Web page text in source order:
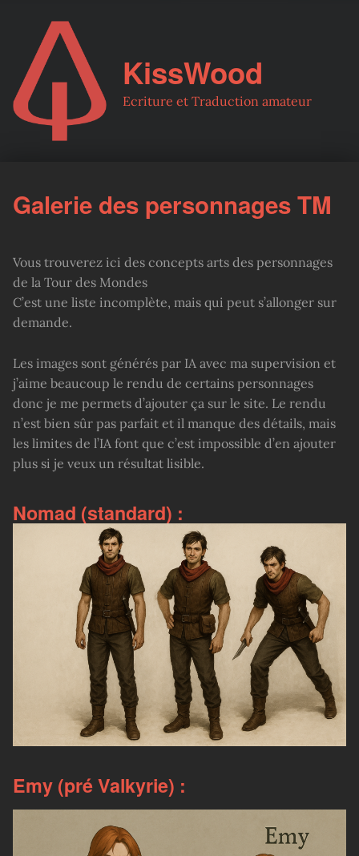
KissWood
Ecriture et Traduction amateur
Galerie des personnages TM
Vous trouverez ici des concepts arts des personnages
de la Tour des Mondes
C’est une liste incomplète, mais qui peut s’allonger sur
demande.
Les images sont générés par IA avec ma supervision et
j’aime beaucoup le rendu de certains personnages
donc je me permets d’ajouter ça sur le site. Le rendu
n’est bien sûr pas parfait et il manque des détails, mais
les limites de l’IA font que c’est impossible d’en ajouter
plus si je veux un résultat lisible.
Nomad (standard) :
Emy (pré Valkyrie) :